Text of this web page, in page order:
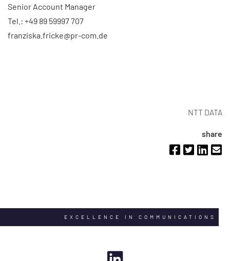
Senior Account Manager
Tel.: +49 89 59997 707
franziska.fricke@pr-com.de
NTT DATA
share
EXCELLENCE IN COMMUNICATIONS